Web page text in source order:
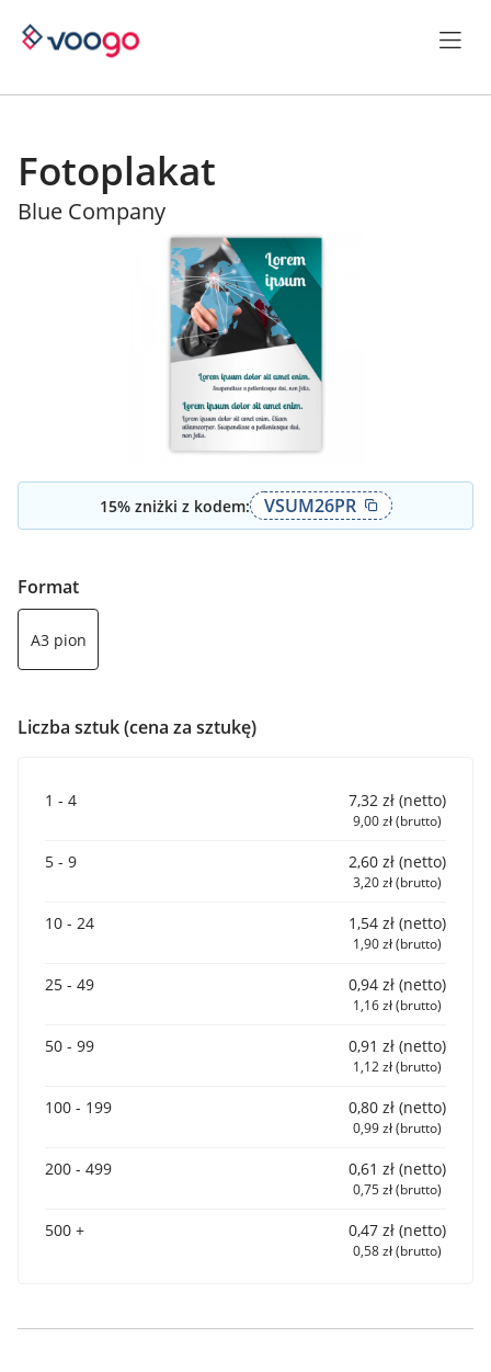
Fotoplakat
Blue Company
15% zniżki z kodem: VSUM26PR
Format
A3 pion
Liczba sztuk (cena za sztukę)
1 - 4 7,32 zł (netto)
9,00 zł (brutto)
5 - 9 2,60 zł (netto)
3,20 zł (brutto)
10 - 24 1,54 zł (netto)
1,90 zł (brutto)
25 - 49 0,94 zł (netto)
1,16 zł (brutto)
50 - 99 0,91 zł (netto)
1,12 zł (brutto)
100 - 199 0,80 zł (netto)
0,99 zł (brutto)
200 - 499 0,61 zł (netto)
0,75 zł (brutto)
500 + 0,47 zł (netto)
0,58 zł (brutto)